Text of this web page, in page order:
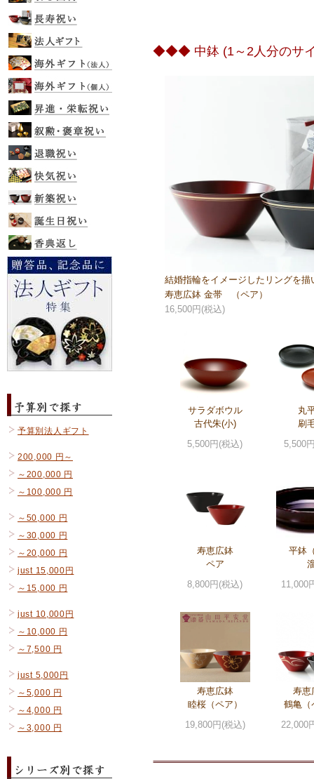
予算別法人ギフト
200,000 円～
～200,000 円
～100,000 円
～50,000 円
～30,000 円
～20,000 円
just 15,000円
～15,000 円
just 10,000円
～10,000 円
～7,500 円
just 5,000円
～5,000 円
～4,000 円
～3,000 円
◆◆◆ 中鉢 (1～2人分のサ
結婚指輪をイメージしたリングを描
寿恵広鉢 金帯 （ペア）
16,500円(税込)
サラダボウル
古代朱(小)
5,500円(税込)
丸
刷
5,500
寿恵広鉢
ペア
8,800円(税込)
平鉢
11,000
寿恵広鉢
睦桜（ペア）
19,800円(税込)
寿恵
鶴亀（
22,000